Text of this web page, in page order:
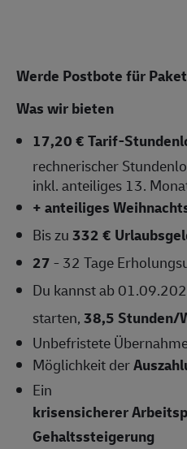
Werde Postbote für
Was wir bieten
17,20 € Tarif-
rechnerischer
inkl. anteiliges 13.
+ anteiliges
Bis zu332 €
27- 32 Tage
Du kannst ab
starten,38,5 Stunden/
Unbefristete
Möglichkeit der
Ein
krisensicherer
Gehaltssteigerung